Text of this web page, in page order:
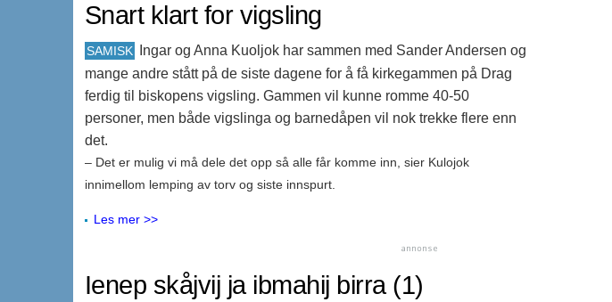
Snart klart for vigsling
SAMISK
Ingar og Anna Kuoljok har sammen med Sander Andersen og
mange andre stått på de siste dagene for å få kirkegammen på Drag
ferdig til biskopens vigsling. Gammen vil kunne romme 40-50
personer, men både vigslinga og barnedåpen vil nok trekke flere enn
det.
– Det er mulig vi må dele det opp så alle får komme inn, sier Kulojok
innimellom lemping av torv og siste innspurt.
Les mer >>
Ienep skåjvij ja ibmahij birra (1)